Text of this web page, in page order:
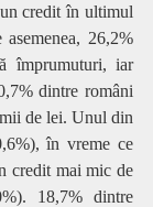
credit în ultimul
26,2%
împrumuturi, iar
dintre români
de lei. Unul din
în vreme ce
credit mai mic de
18,7% dintre